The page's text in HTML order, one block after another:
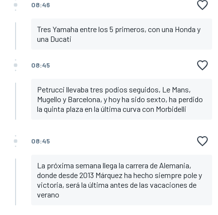
08:46
Tres Yamaha entre los 5 primeros, con una Honda y
una Ducati
08:45
Petrucci llevaba tres podios seguidos, Le Mans,
Mugello y Barcelona, y hoy ha sido sexto, ha perdido
la quinta plaza en la última curva con Morbidelli
08:45
La próxima semana llega la carrera de Alemania,
donde desde 2013 Márquez ha hecho siempre pole y
victoria, será la última antes de las vacaciones de
verano